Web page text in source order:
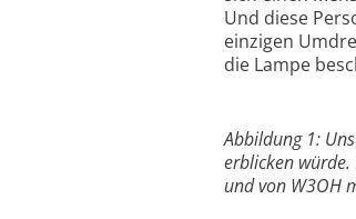
Und diese
einzigen
die Lampe
Abbildung 1:
erblicken
und von W3OH